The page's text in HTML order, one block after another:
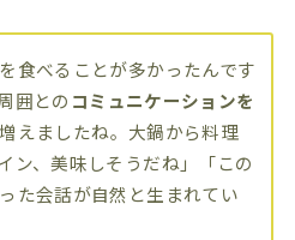
食べることが多かったんです
囲との コミュニケーションを
えましたね。大鍋から料理
ン、美味しそうだね」「この
た会話が自然と生まれてい